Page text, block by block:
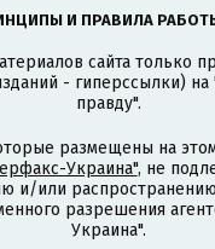
И ПРАВИЛА
сайта только
- гиперссылки)
правду".
размещены на
Украина", не
и/или
разрешения
Украина".